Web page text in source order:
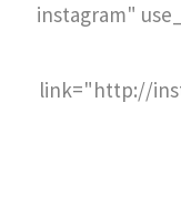
instagram"
link="http://